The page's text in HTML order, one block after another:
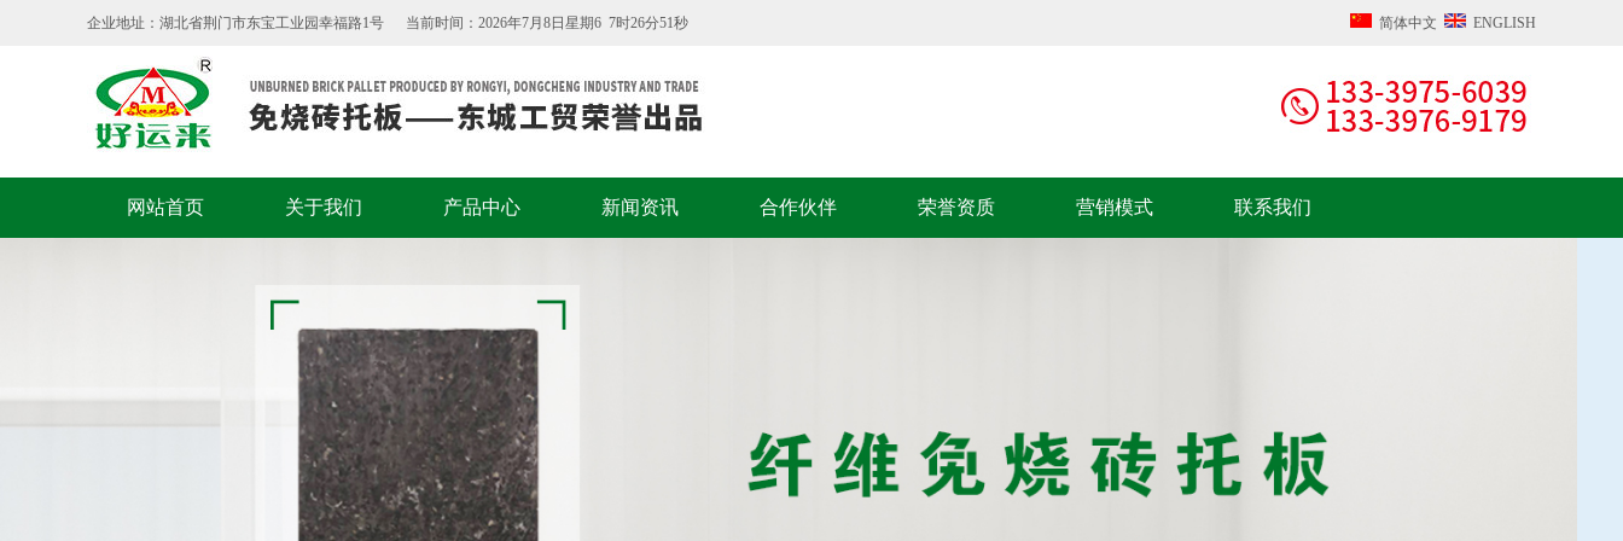
企业地址：湖北省荆门市东宝工业园幸福路1号 当前时间：2026年7月8日星期6 7时26分52秒 简体中文 ENGLISH
网站首页 关于我们 产品中心 新闻资讯 合作伙伴 荣誉资质 营销模式 联系我们